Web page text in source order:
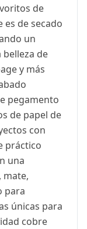
de
es de secado
un
belleza de
y más
pegamento
de papel de
con
práctico
una
mate,
para
únicas para
cobre